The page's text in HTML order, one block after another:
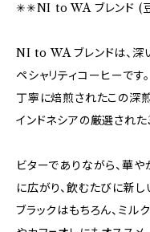
✳︎✳︎NI to WA ブレンド (
NI to WA ブレンドは、深
ペシャリティコーヒーです。
丁寧に焙煎されたこの深煎
インドネシアの厳選され
ビターでありながら、華
に広がり、飲むたびに新し
ブラックはもちろん、ミル